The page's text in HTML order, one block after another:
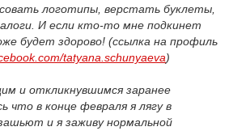
логотипы, верстать буклеты,
И если кто-то мне подкинет
будет здорово! (ссылка на профиль
tatyana.schunyaeva)
и откликнувшимся заранее
что в конце февраля я лягу в
и я заживу нормальной